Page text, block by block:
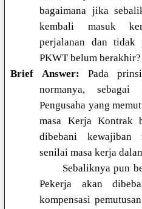
bagaimana jika
kembali masuk
perjalanan dan tidak
PKWT belum berakhir?
Brief Answer: Pada
normanya,
Pengusaha yang
masa Kerja Kontrak
dibebani kewajiban
senilai masa kerja
Sebaliknya pun
Pekerja akan
kompensasi